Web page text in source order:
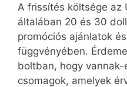
A frissítés költsége az
általában 20 és 30
promóciós ajánlatok
függvényében.
boltban, hogy
csomagok, amelyek